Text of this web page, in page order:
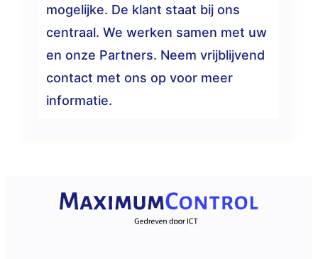
mogelijke. De klant staat bij ons
centraal. We werken samen met uw
en onze Partners. Neem vrijblijvend
contact met ons op voor meer
informatie.